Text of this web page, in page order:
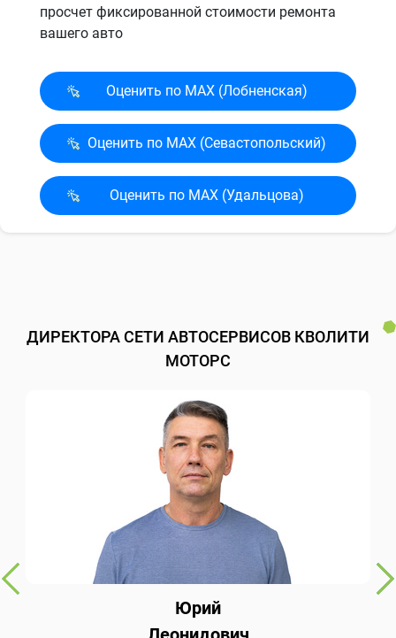
просчет фиксированной стоимости ремонта
вашего авто
Оценить по MAX (Лобненская)
Оценить по MAX (Севасто­польский)
Оценить по MAX (Удальцова)
ДИРЕКТОРА СЕТИ АВТОСЕРВИСОВ КВОЛИТИ
МОТОРС
Юрий